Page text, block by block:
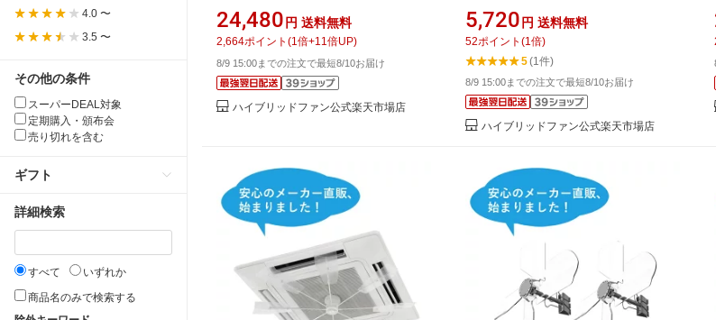
4.0 〜
3.5 〜
その他の条件
スーパーDEAL対象
定期購入・頒布会
売り切れを含む
ギフト
詳細検索
すべて
いずれか
商品名のみで検索する
ァン HBF-SJR（セカンド）C/W（ハー
フクリアー）2026年最新版 ／ 業務用
エアコンの直撃風対策
24,480 円 送料無料
2,664ポイント (1倍+11倍UP)
8/9 15:00までの注文で最短8/10お届け
ハイブリッドファン公式楽天市場店
エアコンの直撃風対策
5,720 円 送料無料
52ポイント (1倍)
5(1件)
8/9 15:00までの注文で最短8/10お届け
ハイブリッドファン公式楽天市場店